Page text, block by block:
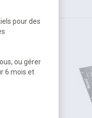
pour des
ou gérer
6 mois et